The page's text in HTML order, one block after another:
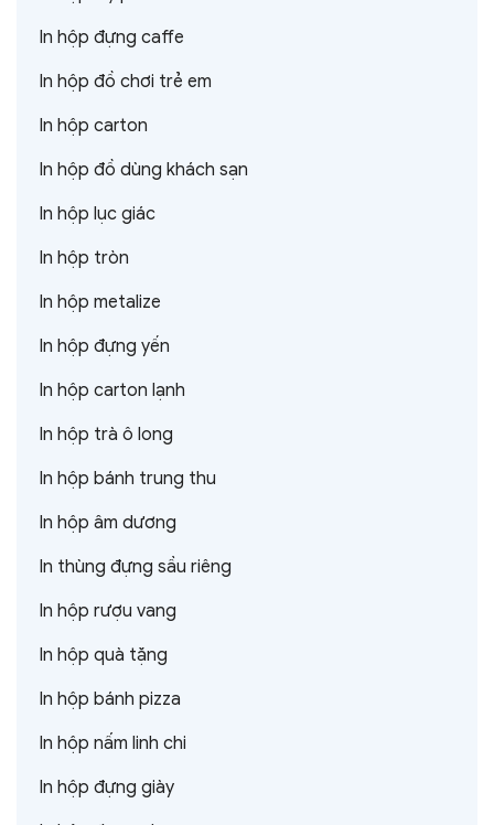
In hộp đựng caffe
In hộp đồ chơi trẻ em
In hộp carton
In hộp đồ dùng khách sạn
In hộp lục giác
In hộp tròn
In hộp metalize
In hộp đựng yến
In hộp carton lạnh
In hộp trà ô long
In hộp bánh trung thu
In hộp âm dương
In thùng đựng sầu riêng
In hộp rượu vang
In hộp quà tặng
In hộp bánh pizza
In hộp nấm linh chi
In hộp đựng giày